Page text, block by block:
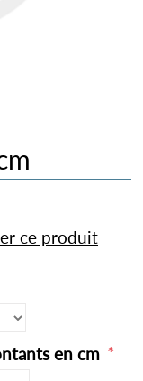
ce produit
en cm *